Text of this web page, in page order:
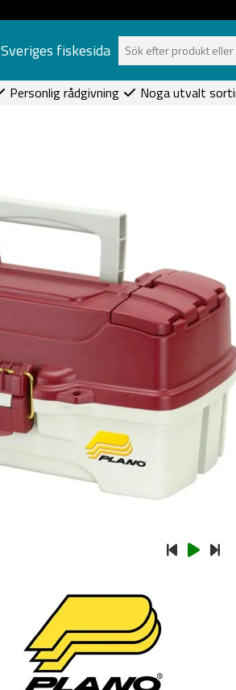
Sveriges fiskesida
Personlig rådgivning Noga utvalt